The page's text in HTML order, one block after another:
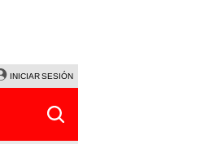
LA BELLA LUZ
INICIAR SESIÓN